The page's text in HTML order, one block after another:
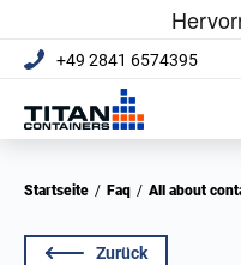
+49 2841 6574395
Startseite / Faq / All about
Zurück